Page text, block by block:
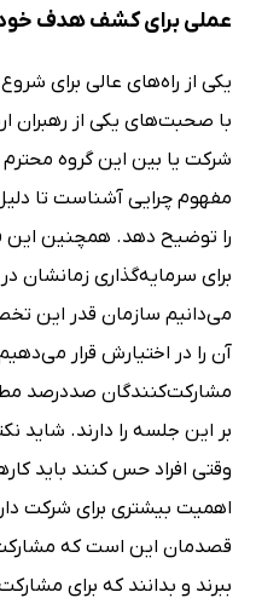
عملی برای کشف هدف
یکی از راه‌های عالی برای
با صحبت‌های یکی از رهبران
شرکت یا بین این گروه
مفهوم چرایی آشناست تا
را توضیح دهد. همچنین این
برای سرمایه‌گذاری زمانشان
می‌دانیم سازمان قدر این
آن را در اختیارش قرار
مشارکت‌کنندگان صددرصد
بر این جلسه را دارند. شاید
وقتی افراد حس کنند باید
اهمیت بیشتری برای شرکت
قصدمان این است که
ببرند و بدانند که برای